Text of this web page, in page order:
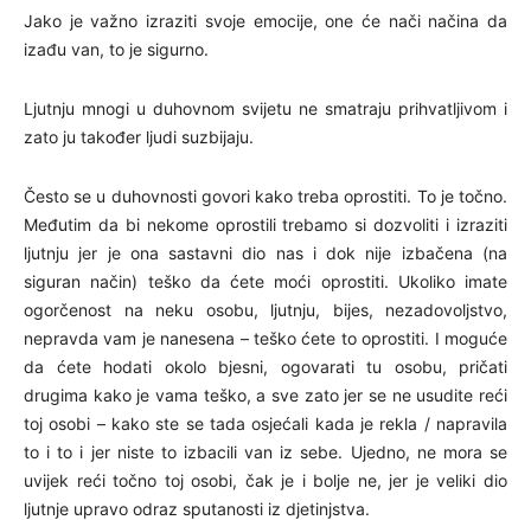
Jako je važno izraziti svoje emocije, one će nači načina da
izađu van, to je sigurno.
Ljutnju mnogi u duhovnom svijetu ne smatraju prihvatljivom i
zato ju također ljudi suzbijaju.
Često se u duhovnosti govori kako treba oprostiti. To je točno.
Međutim da bi nekome oprostili trebamo si dozvoliti i izraziti
ljutnju jer je ona sastavni dio nas i dok nije izbačena (na
siguran način) teško da ćete moći oprostiti. Ukoliko imate
ogorčenost na neku osobu, ljutnju, bijes, nezadovoljstvo,
nepravda vam je nanesena – teško ćete to oprostiti. I moguće
da ćete hodati okolo bjesni, ogovarati tu osobu, pričati
drugima kako je vama teško, a sve zato jer se ne usudite reći
toj osobi – kako ste se tada osjećali kada je rekla / napravila
to i to i jer niste to izbacili van iz sebe. Ujedno, ne mora se
uvijek reći točno toj osobi, čak je i bolje ne, jer je veliki dio
ljutnje upravo odraz sputanosti iz djetinjstva.